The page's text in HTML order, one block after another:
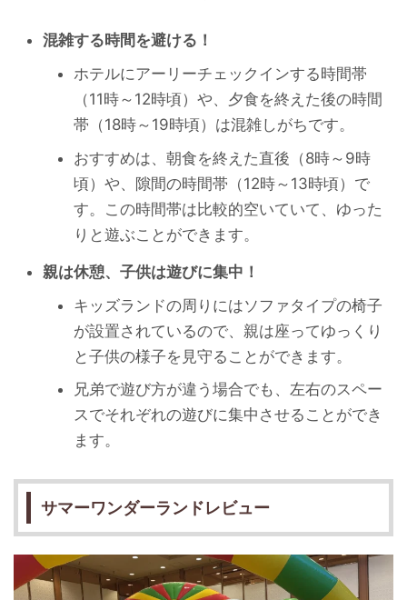
混雑する時間を避ける！
ホテルにアーリーチェックインする時間帯
（11時～12時頃）や、夕食を終えた後の時間
帯（18時～19時頃）は混雑しがちです。
おすすめは、朝食を終えた直後（8時～9時
頃）や、隙間の時間帯（12時～13時頃）で
す。この時間帯は比較的空いていて、ゆった
りと遊ぶことができます。
親は休憩、子供は遊びに集中！
キッズランドの周りにはソファタイプの椅子
が設置されているので、親は座ってゆっくり
と子供の様子を見守ることができます。
兄弟で遊び方が違う場合でも、左右のスペー
スでそれぞれの遊びに集中させることができ
ます。
サマーワンダーランドレビュー